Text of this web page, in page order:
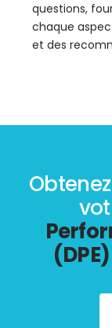
questions,
chaque
et des